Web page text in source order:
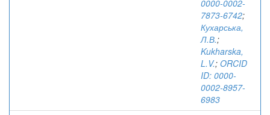
0000-0002-
7873-6742;
Кухарська,
Л.В.;
Kukharska,
L.V.; ORCID
ID: 0000-
0002-8957-
6983